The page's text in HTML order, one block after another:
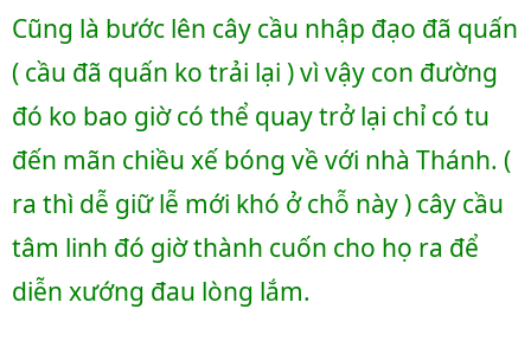
Cũng là bước lên cây cầu nhập đạo đã quấn
( cầu đã quấn ko trải lại ) vì vậy con đường
đó ko bao giờ có thể quay trở lại chỉ có tu
đến mãn chiều xế bóng về với nhà Thánh. (
ra thì dễ giữ lễ mới khó ở chỗ này ) cây cầu
tâm linh đó giờ thành cuốn cho họ ra để
diễn xướng đau lòng lắm.